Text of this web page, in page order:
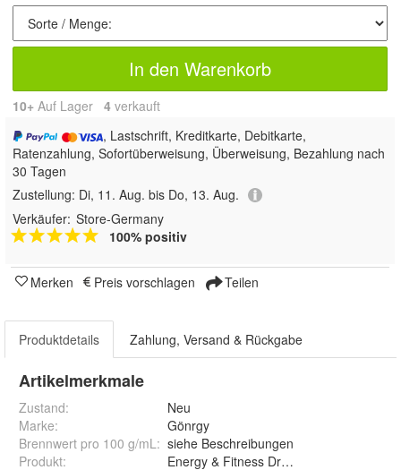
In den Warenkorb
10+ Auf Lager 4 verkauft
, Lastschrift, Kreditkarte, Debitkarte,
Ratenzahlung, Sofortüberweisung, Überweisung, Bezahlung nach
30 Tagen
Zustellung: Di, 11. Aug. bis Do, 13. Aug.
Verkäufer: Store-Germany
100% positiv
Merken Preis vorschlagen Teilen
Produktdetails Zahlung, Versand & Rückgabe
Artikelmerkmale
Zustand:
Neu
Marke:
Gönrgy
Brennwert pro 100 g/mL: siehe Beschreibungen
Produkt:
Energy & Fitness Drink